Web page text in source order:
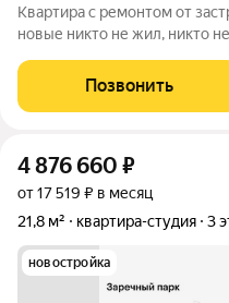
Квартира с ремонтом от
новые никто не жил, никто
стоимость в договоре,
безбарьерная среда, дуор со
Позвонить
4 876 660 ₽
от 17 519 ₽ в месяц
21,8 м²
квартира-студия 3
новостройка